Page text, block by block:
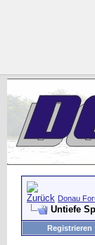
Donau
Untiefe
Registrieren